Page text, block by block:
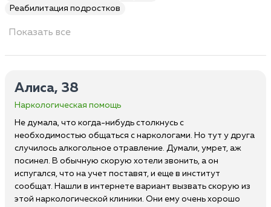
Реабилитация подростков
Показать все
Алиса, 38
Наркологическая помощь
Не думала, что когда-нибудь столкнусь с
необходимостью общаться с наркологами. Но тут у друга
случилось алкогольное отравление. Думали, умрет, аж
посинел. В обычную скорую хотели звонить, а он
испугался, что на учет поставят, и еще в институт
сообщат. Нашли в интернете вариант вызвать скорую из
этой наркологической клиники. Они ему очень хорошо